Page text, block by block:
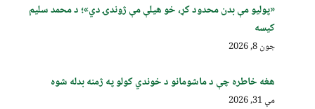
«پولیو مې بدن محدود کړ، خو هیلې مې ژوندۍ دي»؛ د محمد سلیم
کیسه
جون 8, 2026
هغه خاطره چې د ماشومانو د خوندي کولو په ژمنه بدله شوه
مې 31, 2026